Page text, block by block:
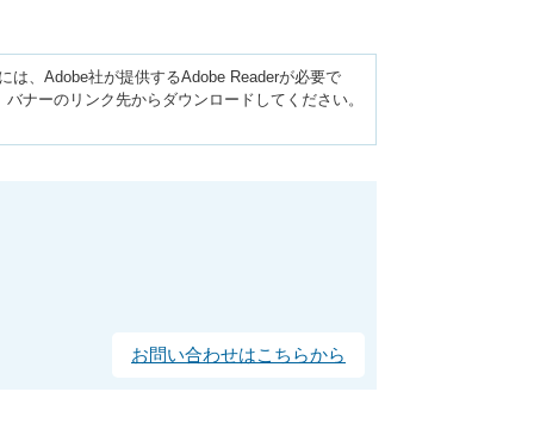
は、Adobe社が提供するAdobe Readerが必要で
ナーのリンク先からダウンロードしてください。
お問い合わせはこちらから